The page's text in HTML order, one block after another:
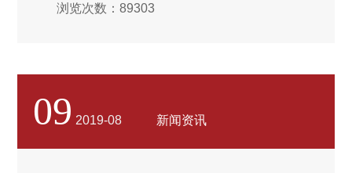
络营销的系统性是经过长期实践检验的基本原
用，只见树木不见森林的操作模式是对网络营
浏览次数：89303
09 2019-08 新闻资讯